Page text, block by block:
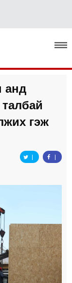
анд
гэж